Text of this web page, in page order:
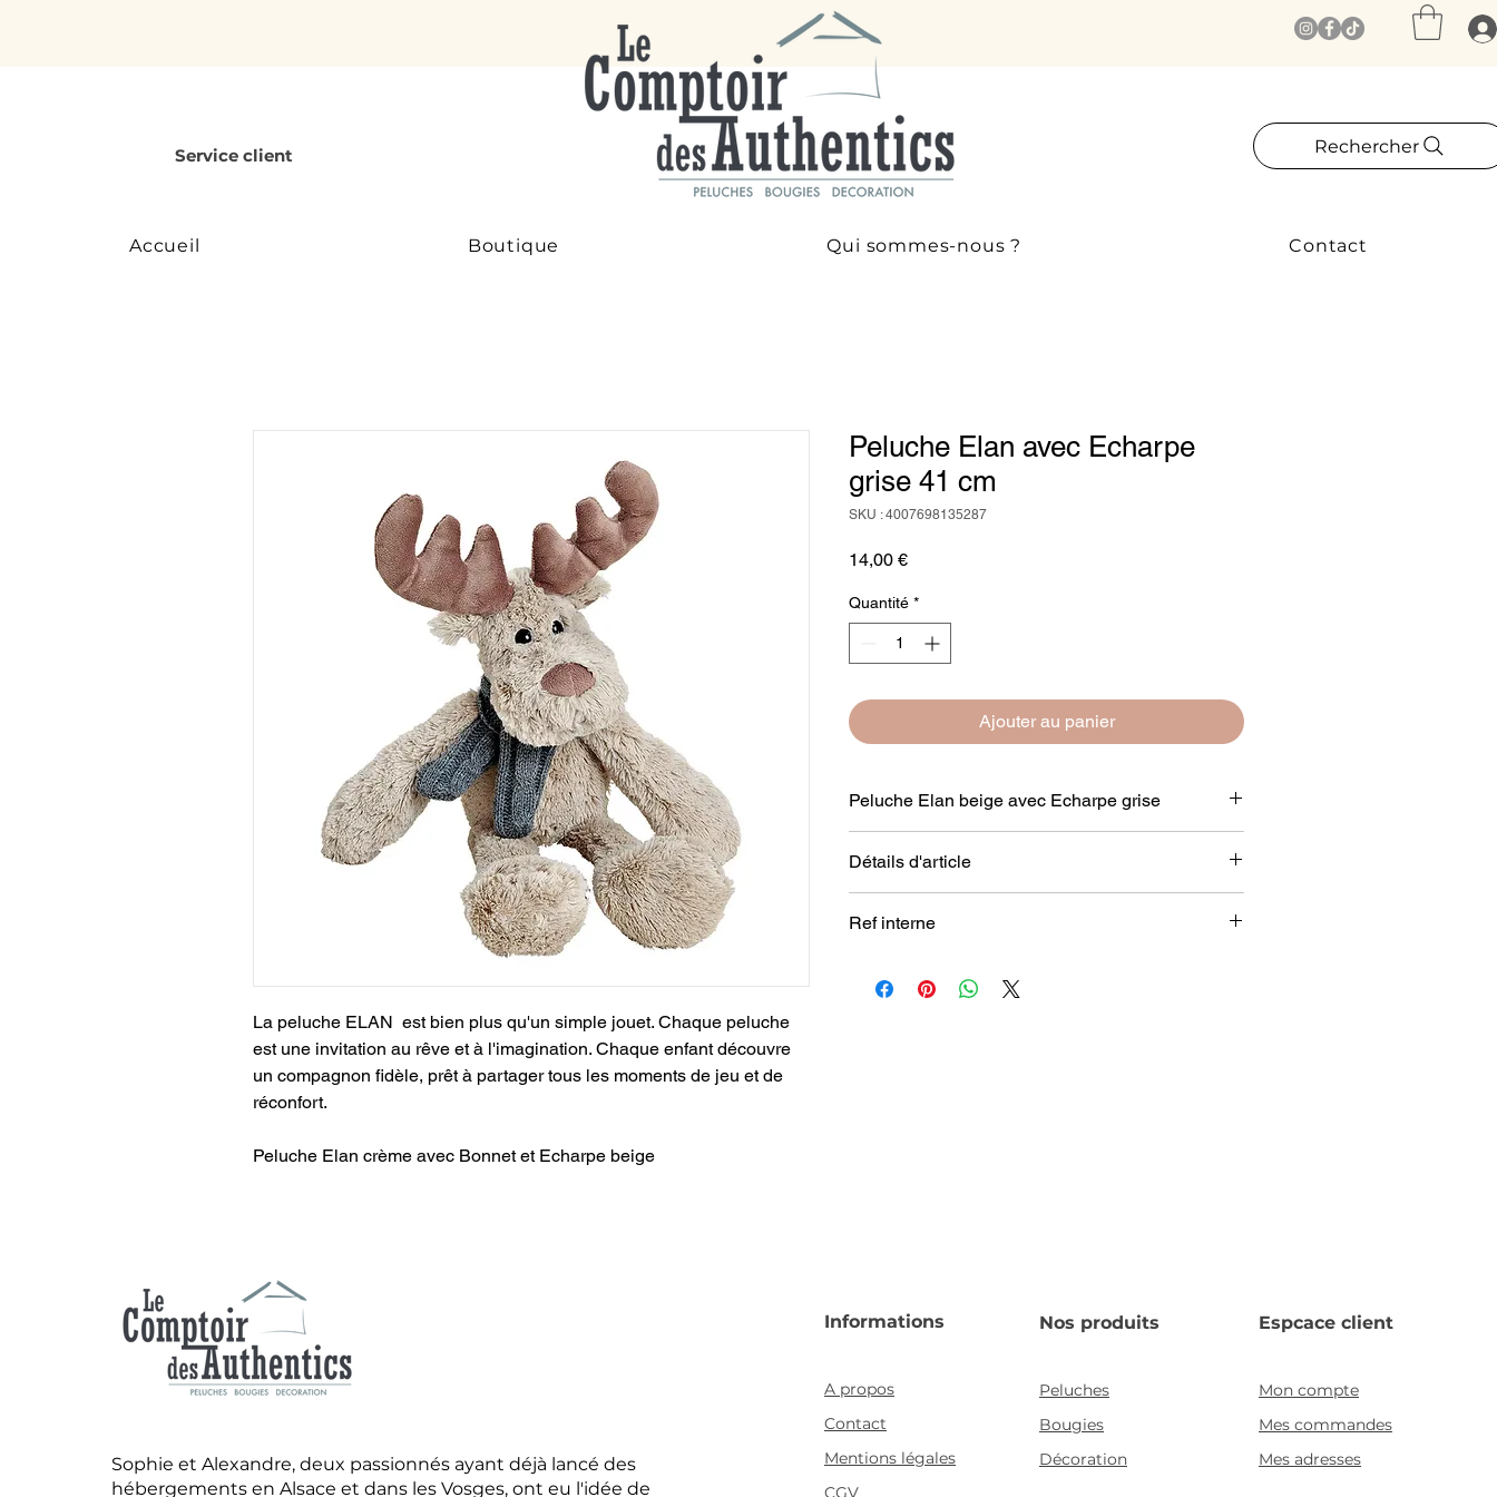
Service client Rechercher
Accueil Boutique Qui sommes-nous ? Contact
La peluche ELAN est bien plus qu'un simple jouet. Chaque peluche
est une invitation au rêve et à l'imagination. Chaque enfant découvre
un compagnon fidèle, prêt à partager tous les moments de jeu et de
réconfort.
Peluche Elan crème avec Bonnet et Echarpe beige
Peluche Elan avec Echarpe
grise 41 cm
SKU : 4007698135287
14,00 €Prix
Quantité *
Ajouter au panier
Peluche Elan beige avec Echarpe grise
Détails d'article
Dimensions : (L/H/P) 27x41x15cm
Ref interne
Sophie et Alexandre, deux passionnés ayant déjà lancé des
hébergements en Alsace et dans les Vosges, ont eu l'idée de
Informations
A propos
Contact
Mentions légales
CGV
Nos produits
Peluches
Bougies
Décoration
Espcace client
Mon compte
Mes commandes
Mes adresses